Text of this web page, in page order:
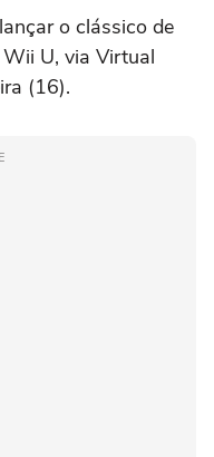
o clássico de
U, via Virtual
(16).